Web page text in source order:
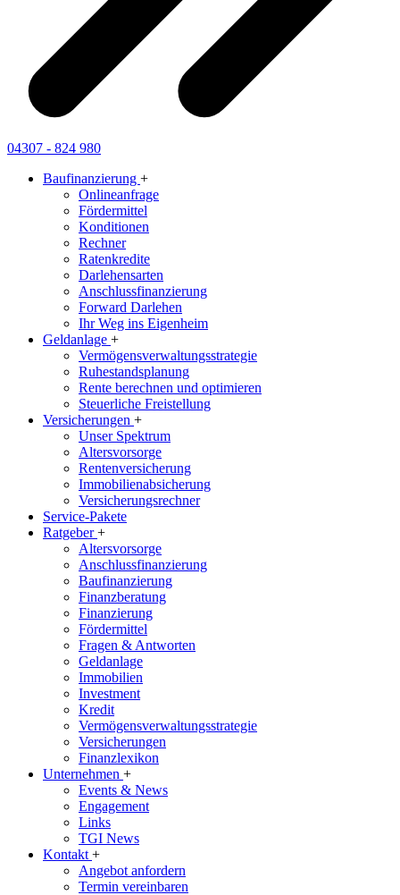
04307 - 824 980
Baufinanzierung +
Onlineanfrage
Fördermittel
Konditionen
Rechner
Ratenkredite
Darlehensarten
Anschlussfinanzierung
Forward Darlehen
Ihr Weg ins Eigenheim
Geldanlage +
Vermögensverwaltungsstrategie
Ruhestandsplanung
Rente berechnen und optimieren
Steuerliche Freistellung
Versicherungen +
Unser Spektrum
Altersvorsorge
Rentenversicherung
Immobilienabsicherung
Versicherungsrechner
Service-Pakete
Ratgeber+
Altersvorsorge
Anschlussfinanzierung
Baufinanzierung
Finanzberatung
Finanzierung
Fördermittel
Fragen & Antworten
Geldanlage
Immobilien
Investment
Kredit
Vermögensverwaltungsstrategie
Versicherungen
Finanzlexikon
Unternehmen +
Events & News
Engagement
Links
TGI News
Kontakt +
Angebot anfordern
Termin vereinbaren